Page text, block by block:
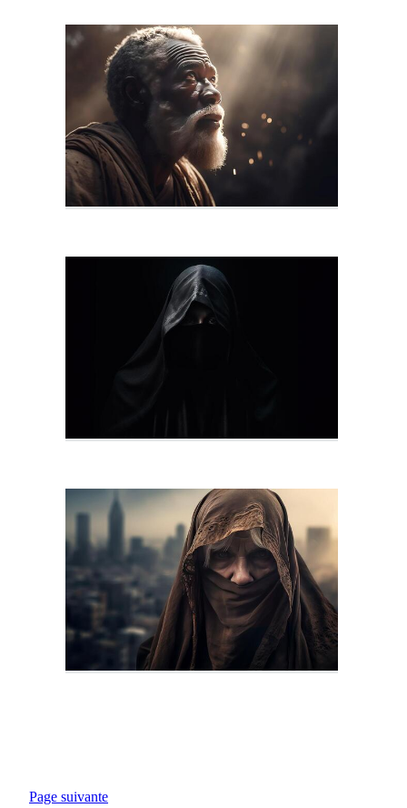
Page suivante